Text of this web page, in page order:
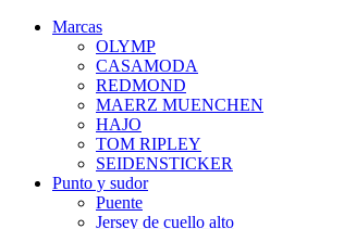
Marcas
OLYMP
CASAMODA
REDMOND
MAERZ MUENCHEN
HAJO
TOM RIPLEY
SEIDENSTICKER
Punto y sudor
Puente
Jersey de cuello alto